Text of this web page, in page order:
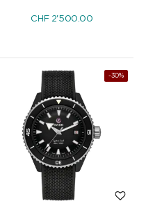
CHF 2'500.00
-30%